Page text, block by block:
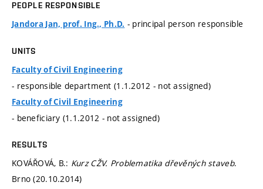
PEOPLE RESPONSIBLE
Jandora Jan, prof. Ing., Ph.D. - principal person responsible
UNITS
Faculty of Civil Engineering
- responsible department (1.1.2012 - not assigned)
Faculty of Civil Engineering
- beneficiary (1.1.2012 - not assigned)
RESULTS
KOVÁŘOVÁ, B.: Kurz CŽV. Problematika dřevěných staveb.
Brno (20.10.2014)